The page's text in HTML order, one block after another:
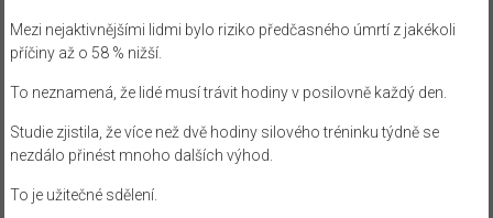
Mezi nejaktivnějšími lidmi bylo riziko předčasného úmrtí z jakékoli
příčiny až o 58 % nižší.
To neznamená, že lidé musí trávit hodiny v posilovně každý den.
Studie zjistila, že více než dvě hodiny silového tréninku týdně se
nezdálo přinést mnoho dalších výhod.
To je užitečné sdělení.